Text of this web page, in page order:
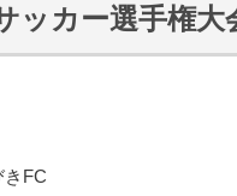
ッカー選手権大
FC